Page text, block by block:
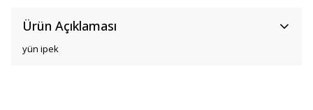
Ürün Açıklaması
yün ipek